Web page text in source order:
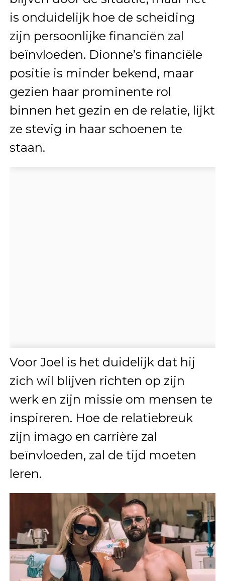
is onduidelijk hoe de scheiding
zijn persoonlijke financiën zal
beïnvloeden. Dionne’s financiële
positie is minder bekend, maar
gezien haar prominente rol
binnen het gezin en de relatie, lijkt
ze stevig in haar schoenen te
staan.
Voor Joel is het duidelijk dat hij
zich wil blijven richten op zijn
werk en zijn missie om mensen te
inspireren. Hoe de relatiebreuk
zijn imago en carrière zal
beïnvloeden, zal de tijd moeten
leren.